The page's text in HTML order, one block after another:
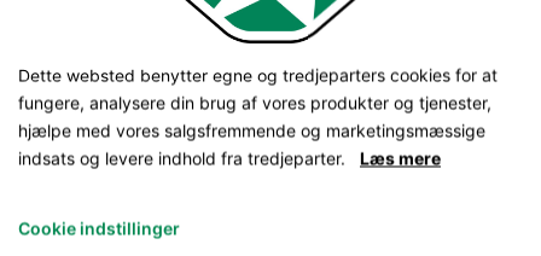
Dette websted benytter egne og tredjeparters cookies for at
fungere, analysere din brug af vores produkter og tjenester,
hjælpe med vores salgsfremmende og marketingsmæssige
indsats og levere indhold fra tredjeparter. Læs mere
Cookie indstillinger